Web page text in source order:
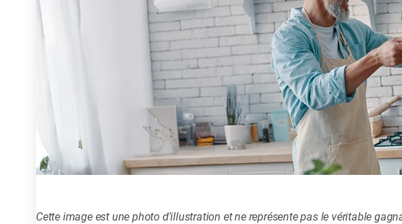
Cette image est une photo d'illustration et ne représente pas le véritable